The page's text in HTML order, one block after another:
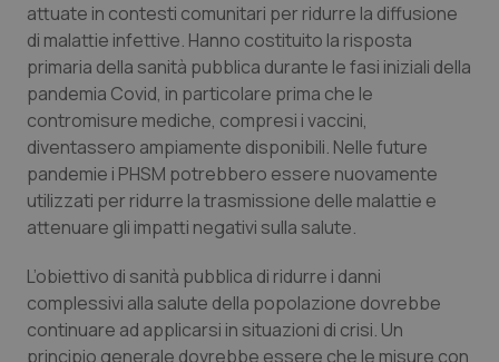
Lombardia
Marche
Molise
Piemonte
Provincia Autonoma di Bolzano
Provincia Autonoma di Trento
Dolore
Donna & Salute
Epatiti
HIV
Infezioni & Febbre
Ipertensione & Scompenso
attuate in contesti comunitari per ridurre la diffusione
di malattie infettive. Hanno costituito la risposta
primaria della sanità pubblica durante le fasi iniziali della
pandemia Covid, in particolare prima che le
contromisure mediche, compresi i vaccini,
diventassero ampiamente disponibili. Nelle future
pandemie i PHSM potrebbero essere nuovamente
utilizzati per ridurre la trasmissione delle malattie e
attenuare gli impatti negativi sulla salute.
L’obiettivo di sanità pubblica di ridurre i danni
complessivi alla salute della popolazione dovrebbe
continuare ad applicarsi in situazioni di crisi. Un
principio generale dovrebbe essere che le misure con